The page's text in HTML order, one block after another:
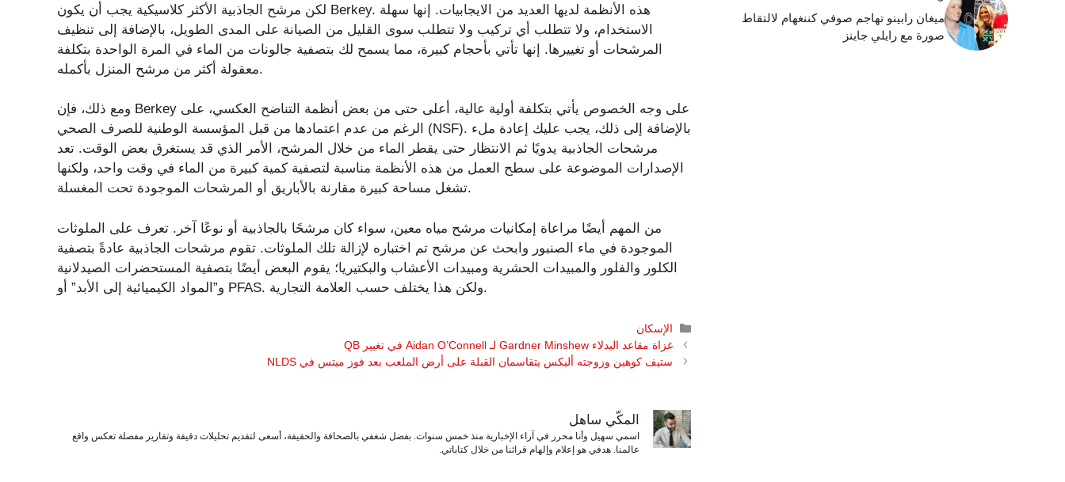
لكن مرشح الجاذبية الأكثر كلاسيكية يجب أن يكون Berkey. هذه الأنظمة لديها العديد من الايجابيات. إنها سهلة
الاستخدام، ولا تتطلب أي تركيب ولا تتطلب سوى القليل من الصيانة على المدى الطويل، بالإضافة إلى تنظيف
المرشحات أو تغييرها. إنها تأتي بأحجام كبيرة، مما يسمح لك بتصفية جالونات من الماء في المرة الواحدة بتكلفة
معقولة أكثر من مرشح المنزل بأكمله.
ومع ذلك، فإن Berkey على وجه الخصوص يأتي بتكلفة أولية عالية، أعلى حتى من بعض أنظمة التناضح العكسي، على
الرغم من عدم اعتمادها من قبل المؤسسة الوطنية للصرف الصحي (NSF). بالإضافة إلى ذلك، يجب عليك إعادة ملء
مرشحات الجاذبية يدويًا ثم الانتظار حتى يقطر الماء من خلال المرشح، الأمر الذي قد يستغرق بعض الوقت. تعد
الإصدارات الموضوعة على سطح العمل من هذه الأنظمة مناسبة لتصفية كمية كبيرة من الماء في وقت واحد، ولكنها
تشغل مساحة كبيرة مقارنة بالأباريق أو المرشحات الموجودة تحت المغسلة.
من المهم أيضًا مراعاة إمكانيات مرشح مياه معين، سواء كان مرشحًا بالجاذبية أو نوعًا آخر. تعرف على الملوثات
الموجودة في ماء الصنبور وابحث عن مرشح تم اختباره لإزالة تلك الملوثات. تقوم مرشحات الجاذبية عادةً بتصفية
الكلور والفلور والمبيدات الحشرية ومبيدات الأعشاب والبكتيريا؛ يقوم البعض أيضًا بتصفية المستحضرات الصيدلانية
و”المواد الكيميائية إلى الأبد” أو PFAS. ولكن هذا يختلف حسب العلامة التجارية.
التصنيفات
الإسكان
غزاة مقاعد البدلاء Gardner Minshew لـ Aidan O’Connell في تغيير QB
ستيف كوهين وزوجته أليكس يتقاسمان القبلة على أرض الملعب بعد فوز ميتس في NLDS
المكّي ساهل
اسمي سهيل وأنا محرر في آراء الإخبارية منذ خمس سنوات. بفضل شغفي بالصحافة والحقيقة، أسعى لتقديم تحليلات دقيقة وتقارير مفصلة تعكس واقع
عالمنا. هدفي هو إعلام وإلهام قرائنا من خلال كتاباتي.
ميغان رابينو تهاجم صوفي كننغهام لالتقاط
صورة مع رايلي جاينز